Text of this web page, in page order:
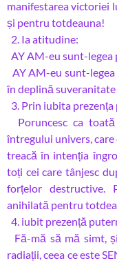
manifestarea victoriei
și pentru totdeauna!
2. Ia atitudine:
AY AM-eu sunt-legea
AY AM-eu sunt-
în deplină
3. Prin iubita
Poruncesc ca
întregului univers,
treacă în intenția
toți cei care tânjesc
forțelor destructive.
anihilată pentru
4. iubit prezență
Fă-mă să mă simt,
radiații, ceea ce este